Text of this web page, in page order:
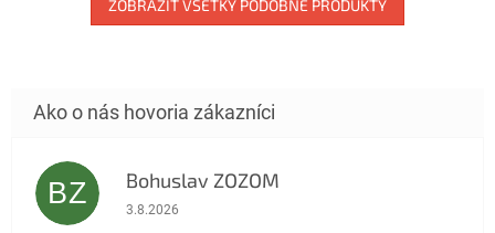
ZOBRAZIŤ VŠETKY PODOBNÉ PRODUKTY
BZ Bohuslav ZOZOM
Hodnotenie obchodu je 5 z 5 hviezdičiek.
3.8.2026